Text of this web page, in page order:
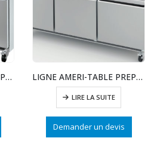
LIGNE AMERI-TABLE PREPA SAND/SALADE MEGATOP-3 PTE LIGNE AMERI-TABLE PREPA SAND/SALADES-3 PTE
LIRE LA SUITE
Demander un devis